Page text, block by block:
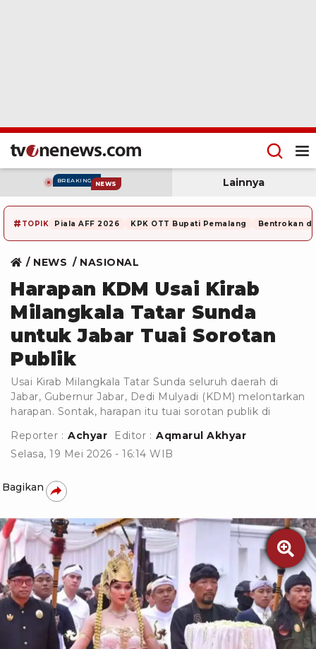
BREAKING NEWS Lainnya
# TOPIK Piala AFF 2026 KPK OTT Bupati Pemalang Bentrokan di
NEWS NASIONAL
Harapan KDM Usai Kirab
Milangkala Tatar Sunda
untuk Jabar Tuai Sorotan
Publik
Usai Kirab Milangkala Tatar Sunda seluruh daerah di
Jabar, Gubernur Jabar, Dedi Mulyadi (KDM) melontarkan
harapan. Sontak, harapan itu tuai sorotan publik di
Reporter : Achyar Editor : Aqmarul Akhyar
Selasa, 19 Mei 2026 - 16:14 WIB
Bagikan
